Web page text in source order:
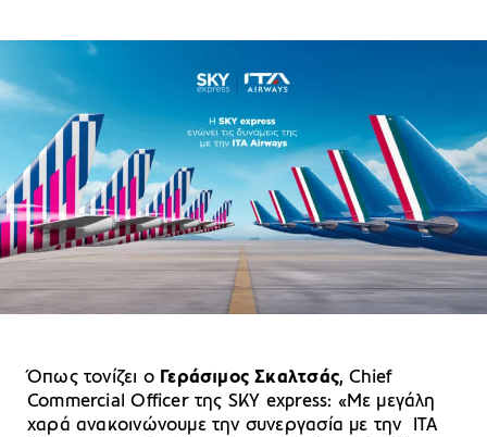
Όπως τονίζει οΓεράσιμος Σκαλτσάς, Chief
Commercial Officer της SKY express: «Με μεγάλη
χαρά ανακοινώνουμε την συνεργασία με την ITA